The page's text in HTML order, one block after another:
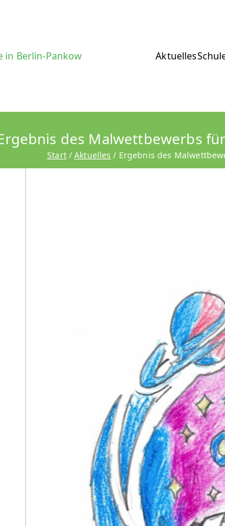
in Berlin-Pankow Aktuelles
des Malwettbewerbs
Start Aktuelles Ergebnis des